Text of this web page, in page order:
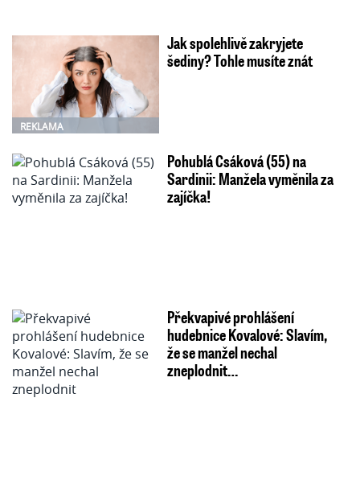
REKLAMA
Jak spolehlivě zakryjete
šediny? Tohle musíte znát
Pohublá Csáková (55) na
Sardinii: Manžela vyměnila za
zajíčka!
Překvapivé prohlášení
hudebnice Kovalové: Slavím,
že se manžel nechal
zneplodnit…